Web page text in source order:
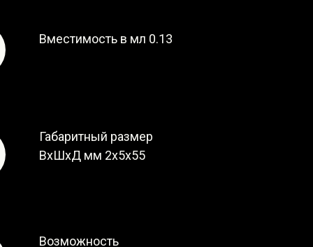
Вместимость в мл 0.13
Габаритный размер
ВxШxД мм 2x5x55
Возможность